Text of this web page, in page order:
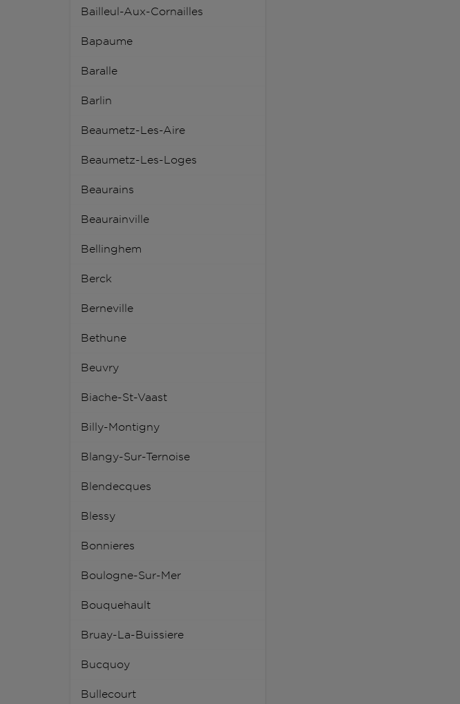
Bailleul-Aux-Cornailles
Bapaume
Baralle
Barlin
Beaumetz-Les-Aire
Beaumetz-Les-Loges
Beaurains
Beaurainville
Bellinghem
Berck
Berneville
Bethune
Beuvry
Biache-St-Vaast
Billy-Montigny
Blangy-Sur-Ternoise
Blendecques
Blessy
Bonnieres
Boulogne-Sur-Mer
Bouquehault
Bruay-La-Buissiere
Bucquoy
Bullecourt